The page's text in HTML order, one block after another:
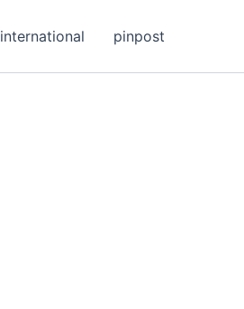
international pinpost